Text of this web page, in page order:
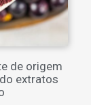
de origem
extratos